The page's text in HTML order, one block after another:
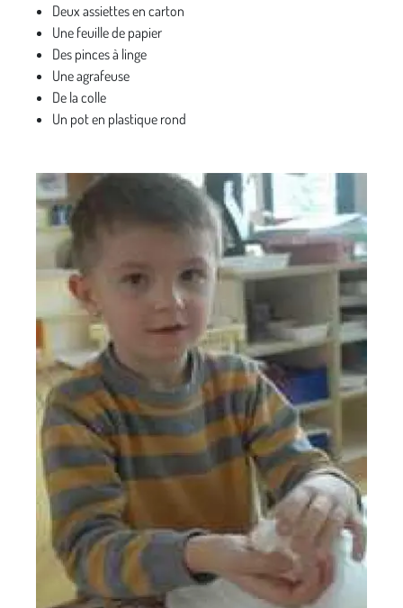
Deux assiettes en carton
Une feuille de papier
Des pinces à linge
Une agrafeuse
De la colle
Un pot en plastique rond